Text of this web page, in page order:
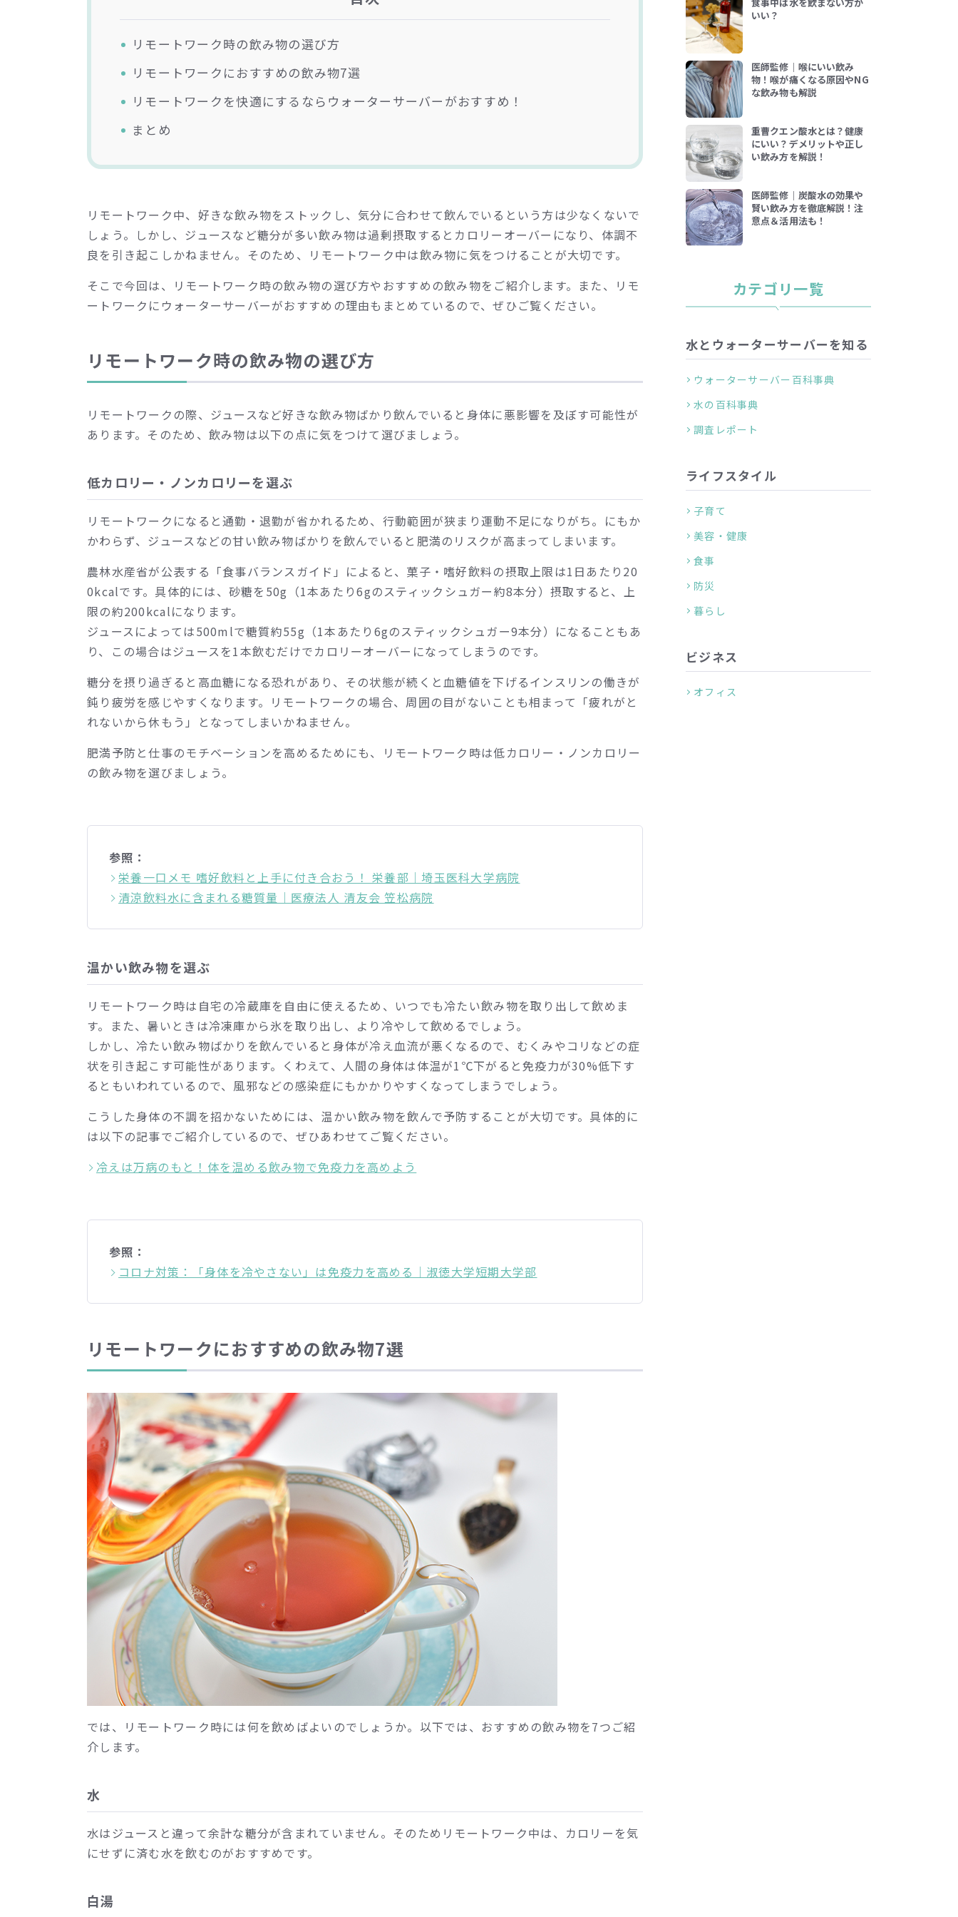
リモートワーク時の飲み物の選び方
リモートワークにおすすめの飲み物7選
リモートワークを快適にするならウォーターサーバーがおすすめ！
まとめ
リモートワーク中、好きな飲み物をストックし、気分に合わせて飲んでいるという方は少なくないで
しょう。しかし、ジュースなど糖分が多い飲み物は過剰摂取するとカロリーオーバーになり、体調不
良を引き起こしかねません。そのため、リモートワーク中は飲み物に気をつけることが大切です。
そこで今回は、リモートワーク時の飲み物の選び方やおすすめの飲み物をご紹介します。また、リモ
ートワークにウォーターサーバーがおすすめの理由もまとめているので、ぜひご覧ください。
リモートワーク時の飲み物の選び方
リモートワークの際、ジュースなど好きな飲み物ばかり飲んでいると身体に悪影響を及ぼす可能性が
あります。そのため、飲み物は以下の点に気をつけて選びましょう。
低カロリー・ノンカロリーを選ぶ
リモートワークになると通勤・退勤が省かれるため、行動範囲が狭まり運動不足になりがち。にもか
かわらず、ジュースなどの甘い飲み物ばかりを飲んでいると肥満のリスクが高まってしまいます。
農林水産省が公表する「食事バランスガイド」によると、菓子・嗜好飲料の摂取上限は1日あたり20
0kcalです。具体的には、砂糖を50g（1本あたり6gのスティックシュガー約8本分）摂取すると、上
限の約200kcalになります。
ジュースによっては500mlで糖質約55g（1本あたり6gのスティックシュガー9本分）になることもあ
り、この場合はジュースを1本飲むだけでカロリーオーバーになってしまうのです。
糖分を摂り過ぎると高血糖になる恐れがあり、その状態が続くと血糖値を下げるインスリンの働きが
鈍り疲労を感じやすくなります。リモートワークの場合、周囲の目がないことも相まって「疲れがと
れないから休もう」となってしまいかねません。
肥満予防と仕事のモチベーションを高めるためにも、リモートワーク時は低カロリー・ノンカロリー
の飲み物を選びましょう。
参照：
栄養一口メモ 嗜好飲料と上手に付き合おう！ 栄養部｜埼玉医科大学病院
清涼飲料水に含まれる糖質量｜医療法人 清友会 笠松病院
温かい飲み物を選ぶ
リモートワーク時は自宅の冷蔵庫を自由に使えるため、いつでも冷たい飲み物を取り出して飲めま
す。また、暑いときは冷凍庫から氷を取り出し、より冷やして飲めるでしょう。
しかし、冷たい飲み物ばかりを飲んでいると身体が冷え血流が悪くなるので、むくみやコリなどの症
状を引き起こす可能性があります。くわえて、人間の身体は体温が1℃下がると免疫力が30%低下す
るともいわれているので、風邪などの感染症にもかかりやすくなってしまうでしょう。
こうした身体の不調を招かないためには、温かい飲み物を飲んで予防することが大切です。具体的に
は以下の記事でご紹介しているので、ぜひあわせてご覧ください。
冷えは万病のもと！体を温める飲み物で免疫力を高めよう
参照：
コロナ対策：「身体を冷やさない」は免疫力を高める｜淑徳大学短期大学部
リモートワークにおすすめの飲み物7選
では、リモートワーク時には何を飲めばよいのでしょうか。以下では、おすすめの飲み物を7つご紹
介します。
水
水はジュースと違って余計な糖分が含まれていません。そのためリモートワーク中は、カロリーを気
にせずに済む水を飲むのがおすすめです。
白湯
いい？
医師監修｜喉にいい飲み
物！喉が痛くなる原因やNG
な飲み物も解説
重曹クエン酸水とは？健康
にいい？デメリットや正し
い飲み方を解説！
医師監修｜炭酸水の効果や
賢い飲み方を徹底解説！注
意点＆活用法も！
カテゴリ一覧
水とウォーターサーバーを知る
ウォーターサーバー百科事典
水の百科事典
調査レポート
ライフスタイル
子育て
美容・健康
食事
防災
暮らし
ビジネス
オフィス